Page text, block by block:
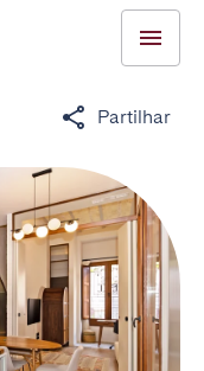
Partilhar